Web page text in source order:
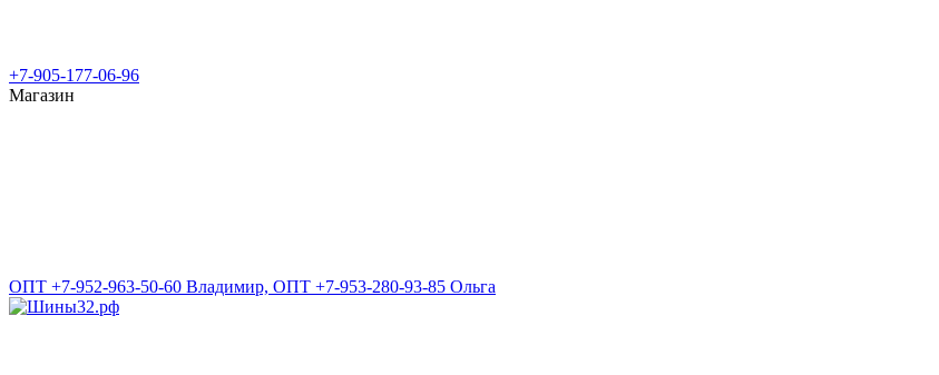
+7-905-177-06-96
Магазин
ОПТ +7-952-963-50-60 Владимир, ОПТ +7-953-280-93-85 Ольга